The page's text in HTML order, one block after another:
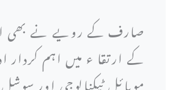
صارف کے رویے نے بھی
کے ارتقا ء میں اہم کردار
موبائل ٹیکنالوجی اور